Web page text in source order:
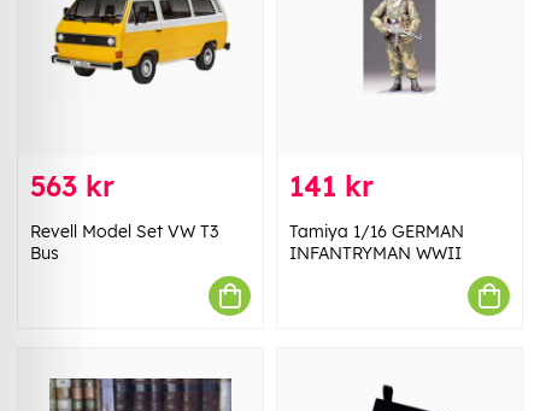
563 kr
Revell Model Set VW T3
Bus
141 kr
Tamiya 1/16 GERMAN
INFANTRYMAN WWII